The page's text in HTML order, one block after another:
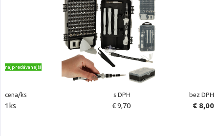
najpredávanejšie
cena/ks s DPH bez DPH
1ks € 9,70 € 8,00